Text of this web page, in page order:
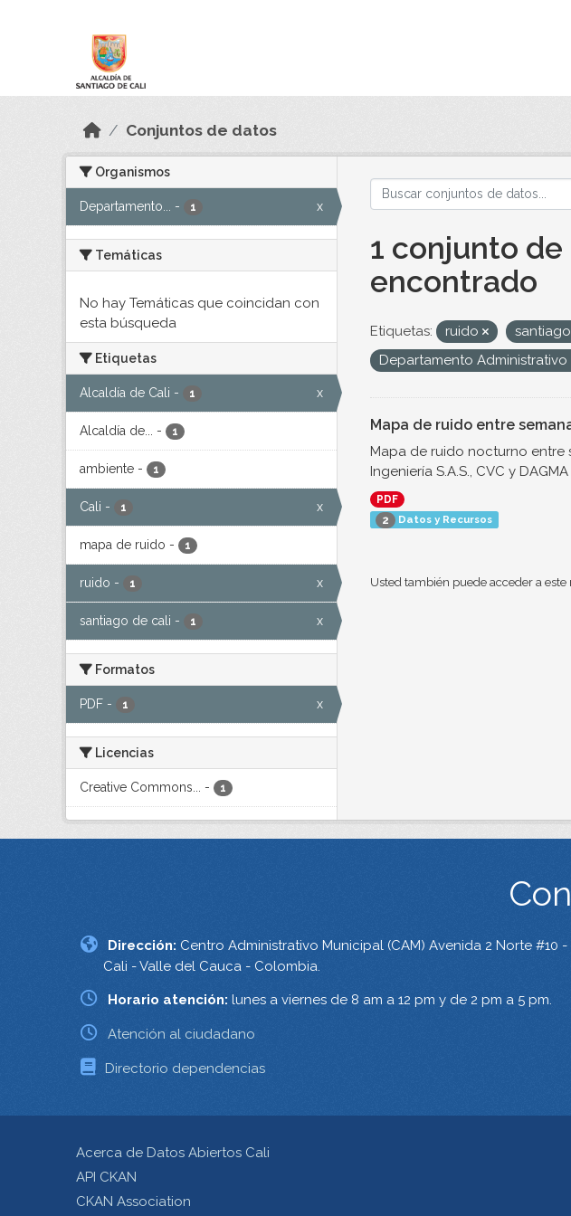
Conjuntos de datos
Organismos
Departamento... - 1 x
Temáticas
No hay Temáticas que coincidan con
esta búsqueda
Etiquetas
Alcaldía de Cali - 1 x
Alcaldía de... - 1
ambiente - 1
Cali - 1 x
mapa de ruido - 1
ruido - 1 x
santiago de cali - 1 x
Formatos
PDF - 1 x
Licencias
Creative Commons... - 1
1 conjunto
encontrado
Etiquetas: ruido
Departamento
Mapa de ruido entre
Mapa de ruido nocturno entre
Ingeniería S.A.S., CVC y
PDF
2
Datos y Recursos
Usted también puede acceder a
Dirección: Centro Administrativo Municipal (CAM) Avenida 2 Norte #10 -
Cali - Valle del Cauca - Colombia.
Horario atención: lunes a viernes de 8 am a 12 pm y de 2 pm a 5 pm.
Atención al ciudadano
Directorio dependencias
Acerca de Datos Abiertos Cali
API CKAN
CKAN Association